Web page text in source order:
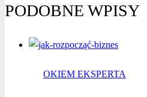
PODOBNE WPISY
OKIEM EKSPERTA